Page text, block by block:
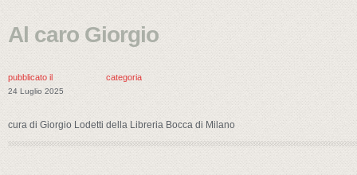
Al caro Giorgio
pubblicato il
24 Luglio 2025
categoria
cura di Giorgio Lodetti della Libreria Bocca di Milano